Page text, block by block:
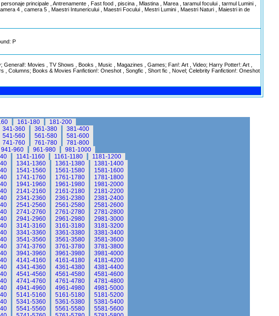
principale , Antrenamente , Fast food , piscina , Mlastina , Marea , taramul focului , tarmul Lumini ,
4 , camera 5 , Maestri Intunericului , Maestri Focului , Mestri Lumini , Maestri Naturi , Maiestri in de
P
Movies , TV Shows , Books , Music , Magazines , Games; Fan!: Art , Video; Harry Potter!: Art ,
, Columns; Books & Movies Fanfiction!: Oneshot , Songfic , Short fic , Novel; Celebrity Fanfiction!: Oneshot
161-180
181-200
341-360 361-380
381-400
541-560 561-580
581-600
741-760 761-780
781-800
941-960 961-980
981-1000
1141-1160 1161-1180
1181-1200
1341-1360 1361-1380
1381-1400
1541-1560 1561-1580
1581-1600
1741-1760 1761-1780
1781-1800
1941-1960 1961-1980
1981-2000
2141-2160 2161-2180
2181-2200
2341-2360 2361-2380
2381-2400
2541-2560 2561-2580
2581-2600
2741-2760 2761-2780
2781-2800
2941-2960 2961-2980
2981-3000
3141-3160 3161-3180
3181-3200
3341-3360 3361-3380
3381-3400
3541-3560 3561-3580
3581-3600
3741-3760 3761-3780
3781-3800
3941-3960 3961-3980
3981-4000
4141-4160 4161-4180
4181-4200
4341-4360 4361-4380
4381-4400
4541-4560 4561-4580
4581-4600
4741-4760 4761-4780
4781-4800
4941-4960 4961-4980
4981-5000
5141-5160 5161-5180
5181-5200
5341-5360 5361-5380
5381-5400
5541-5560 5561-5580
5581-5600